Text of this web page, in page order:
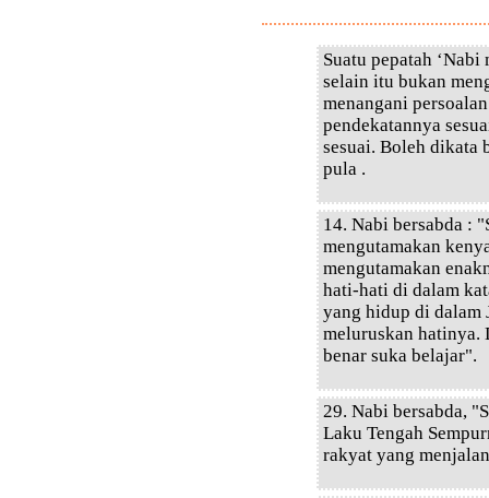
Suatu pepatah
selain itu bukan
menangani
pendekatannya
sesuai. Boleh dikata
pula .
14. Nabi bersabda :
mengutamakan
mengutamakan
hati-hati di dalam
yang hidup di dalam
meluruskan hatinya.
benar suka belajar".
29. Nabi bersabda,
Laku Tengah
rakyat yang